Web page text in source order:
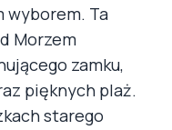
wyborem. Ta
Morzem
zamku,
pięknych plaż.
starego